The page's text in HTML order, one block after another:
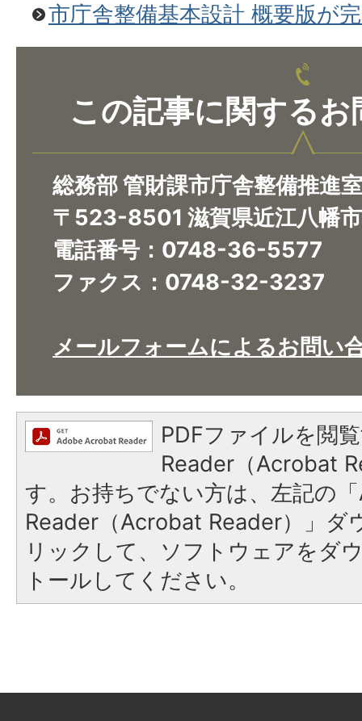
市庁舎整備基本設計 概要版が
この記事に関するお
総務部 管財課市庁舎整備推進室
〒523-8501 滋賀県近江八幡
電話番号：0748-36-5577
ファクス：0748-32-3237
メールフォームによるお問い
PDFファイルを閲
Reader（Acrobat
す。お持ちでない方は、左記の
Reader（Acrobat Reader）」ダ
リックして、ソフトウェアをダ
トールしてください。